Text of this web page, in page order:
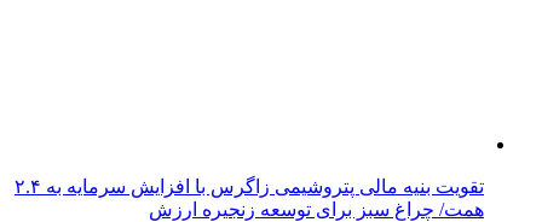
تقویت بنیه مالی پتروشیمی زاگرس با افزایش سرمایه به ۲.۴
همت/ چراغ سبز برای توسعه زنجیره ارزش